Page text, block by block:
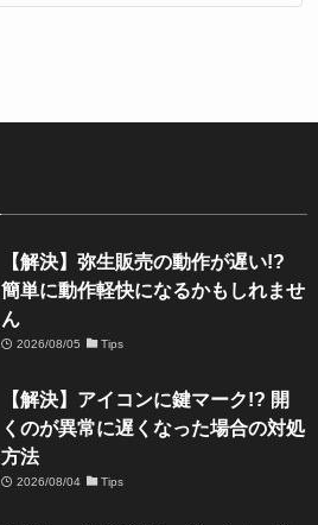
【解決】弥生販売の動作が遅い!?
簡単に動作軽快になるかもしれませ
ん
2026/08/05 Tips
【解決】アイコンに鍵マーク!? 開
くのが異常に遅くなった場合の対処
方法
2026/08/04 Tips